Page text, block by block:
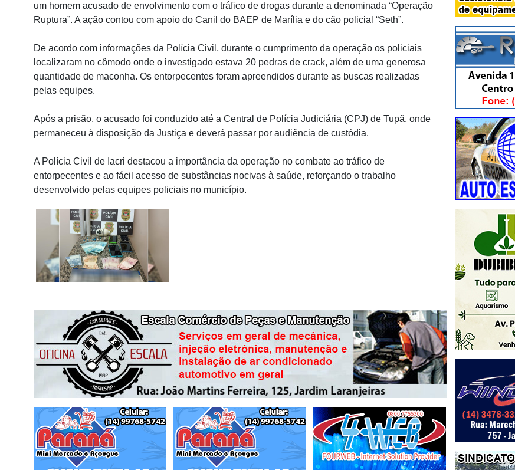
um homem acusado de envolvimento com o tráfico de drogas durante a denominada “Operação
Ruptura”. A ação contou com apoio do Canil do BAEP de Marília e do cão policial “Seth”.
De acordo com informações da Polícia Civil, durante o cumprimento da operação os policiais
localizaram no cômodo onde o investigado estava 20 pedras de crack, além de uma generosa
quantidade de maconha. Os entorpecentes foram apreendidos durante as buscas realizadas
pelas equipes.
Após a prisão, o acusado foi conduzido até a Central de Polícia Judiciária (CPJ) de Tupã, onde
permaneceu à disposição da Justiça e deverá passar por audiência de custódia.
A Polícia Civil de Iacri destacou a importância da operação no combate ao tráfico de
entorpecentes e ao fácil acesso de substâncias nocivas à saúde, reforçando o trabalho
desenvolvido pelas equipes policiais no município.